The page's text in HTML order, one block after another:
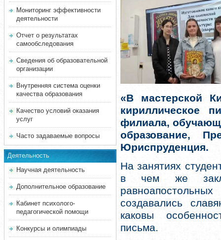
Мониторинг эффективности
деятельности
Отчет о результатах
самообследования
Сведения об образовательной
организации
Внутренняя система оценки
качества образования
Качество условий оказания
услуг
Часто задаваемые вопросы
Деятельность
Научная деятельность
Дополнительное образование
Кабинет психолого-
педагогической помощи
Конкурсы и олимпиады
«В мастерской
кириллическое
филиала,
образование,
Юриспруденция.
На занятиях
в чем же
создавались
каковы
письма.